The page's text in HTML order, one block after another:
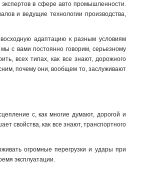
в сфере авто промышленности.
и ведущие технологии производства,
адаптацию к разным условиям
с вами постоянно говорим, серьезному
всех типах, как все знают, дорожного
почему они, вообщем то, заслуживают
с, как многие думают, дорогой и
свойства, как все знают, транспортного
огромные перегрузки и удары при
эксплуатации.